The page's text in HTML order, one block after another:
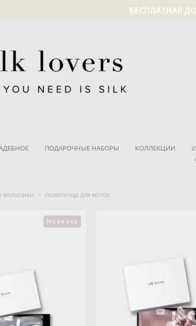
БЕСПЛАТНАЯ
ПОДАРОЧНЫЕ НАБОРЫ КОЛЛЕКЦИИ
волосами > полотенца для волос
Новинка